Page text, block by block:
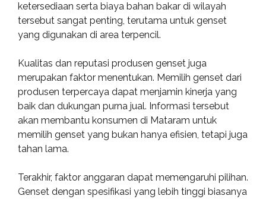
ketersediaan serta biaya bahan bakar di wilayah
tersebut sangat penting, terutama untuk genset
yang digunakan di area terpencil.
Kualitas dan reputasi produsen genset juga
merupakan faktor menentukan. Memilih genset dari
produsen terpercaya dapat menjamin kinerja yang
baik dan dukungan purna jual. Informasi tersebut
akan membantu konsumen di Mataram untuk
memilih genset yang bukan hanya efisien, tetapi juga
tahan lama.
Terakhir, faktor anggaran dapat memengaruhi pilihan.
Genset dengan spesifikasi yang lebih tinggi biasanya